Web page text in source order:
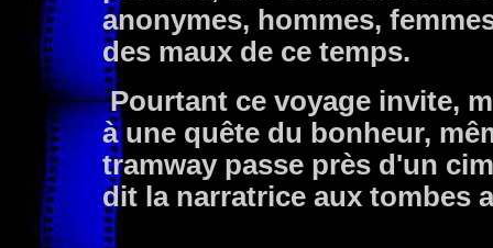
anonymes, hommes,
des maux de ce temps.
Pourtant ce voyage invite,
à une quête du bonheur,
tramway passe près d'un
dit la narratrice aux tombes